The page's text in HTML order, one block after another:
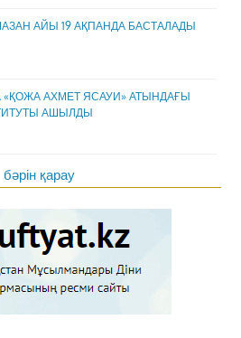
АЙЫ 19 АҚПАНДА БАСТАЛАДЫ
«ҚОЖА АХМЕТ ЯСАУИ» АТЫНДАҒЫ
АШЫЛДЫ
бәрін қарау